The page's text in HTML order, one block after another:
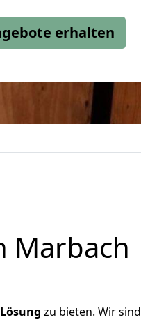
erhalten
Marbach
Lösung zu bieten. Wir sind